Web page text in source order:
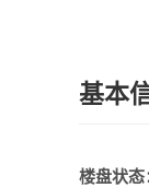
基本
楼盘状态